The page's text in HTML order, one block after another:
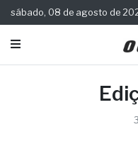
sábado, 08 de agosto de